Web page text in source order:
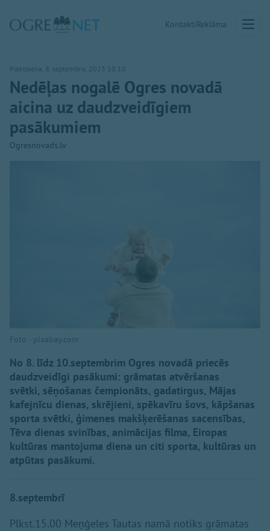
KontaktiReklāma
Piektdiena, 8. septembris, 2023 10:10
Nedēļas nogalē Ogres novadā
aicina uz daudzveidīgiem
pasākumiem
Ogresnovads.lv
Foto - pixabay.com
No 8. līdz 10.septembrim Ogres novadā priecēs
daudzveidīgi pasākumi: grāmatas atvēršanas
svētki, sēņošanas čempionāts, gadatirgus, Mājas
kafejnīcu dienas, skrējieni, spēkavīru šovs, kāpšanas
sporta svētki, ģimenes makšķerēšanas sacensības,
Tēva dienas svinības, animācijas filma, Eiropas
kultūras mantojuma diena un citi sporta, kultūras un
atpūtas pasākumi.
8.septembrī
Plkst.15.00 Meņģeles Tautas namā notiks grāmatas